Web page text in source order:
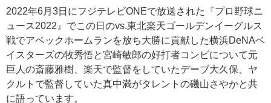
2022年6月3日にフジテレビONEで放送された『プロ野球ニ
ュース2022』でこの日のvs.東北楽天ゴールデンイーグルス
戦でアベックホームランを放ち大勝に貢献した横浜DeNAベ
イスターズの牧秀悟と宮崎敏郎の好打者コンビについて元
巨人の斎藤雅樹、楽天で監督をしていたデーブ大久保、ヤ
クルトで監督していた真中満がタレントの磯山さやかと共
に語っています。